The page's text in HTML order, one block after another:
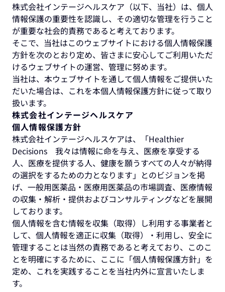
株式会社インテージヘルスケア（以下、当社）は、個人
情報保護の重要性を認識し、その適切な管理を行うこと
が重要な社会的責務であると考えております。
そこで、当社はこのウェブサイトにおける個人情報保護
方針を次のとおり定め、皆さまに安心してご利用いただ
けるウェブサイトの運営、管理に努めます。
当社は、本ウェブサイトを通して個人情報をご提供いた
だいた場合は、これを本個人情報保護方針に従って取り
扱います。
株式会社インテージヘルスケア
個人情報保護方針
株式会社インテージヘルスケアは、「Healthier
Decisions 我々は情報に命を与え、医療を享受する
人、医療を提供する人、健康を願うすべての人々が納得
の選択をするための力となります」とのビジョンを掲
げ、一般用医薬品・医療用医薬品の市場調査、医療情報
の収集・解析・提供およびコンサルティングなどを展開
しております。
個人情報を含む情報を収集（取得）し利用する事業者と
して、個人情報を適正に収集（取得）・利用し、安全に
管理することは当然の責務であると考えており、このこ
とを明確にするために、ここに「個人情報保護方針」を
定め、これを実践することを当社内外に宣言いたしま
す。